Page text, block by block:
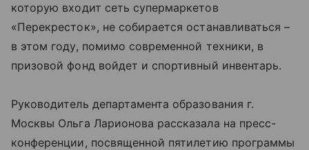
которую входит сеть супермаркетов
«Перекресток», не собирается останавливаться –
в этом году, помимо современной техники, в
призовой фонд войдет и спортивный инвентарь.
Руководитель департамента образования г.
Москвы Ольга Ларионова рассказала на пресс-
конференции, посвященной пятилетию программы